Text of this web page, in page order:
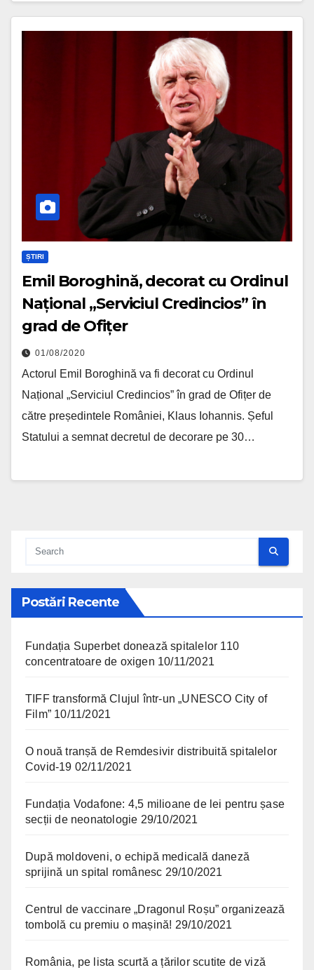
ȘTIRI
Emil Boroghină, decorat cu Ordinul
Național „Serviciul Credincios” în
grad de Ofițer
01/08/2020
Actorul Emil Boroghină va fi decorat cu Ordinul
Național „Serviciul Credincios” în grad de Ofițer de
către președintele României, Klaus Iohannis. Șeful
Statului a semnat decretul de decorare pe 30…
Postări Recente
Fundația Superbet donează spitalelor 110
concentratoare de oxigen 10/11/2021
TIFF transformă Clujul într-un „UNESCO City of
Film” 10/11/2021
O nouă tranșă de Remdesivir distribuită spitalelor
Covid-19 02/11/2021
Fundația Vodafone: 4,5 milioane de lei pentru șase
secții de neonatologie 29/10/2021
După moldoveni, o echipă medicală daneză
sprijină un spital românesc 29/10/2021
Centrul de vaccinare „Dragonul Roșu” organizează
tombolă cu premiu o mașină! 29/10/2021
România, pe lista scurtă a țărilor scutite de viză